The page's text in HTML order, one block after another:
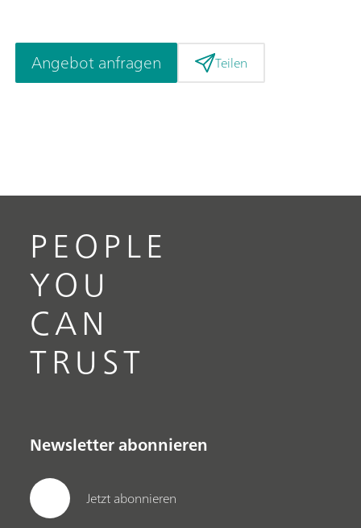
Angebot anfragen Teilen
PEOPLE
YOU
CAN
TRUST
Newsletter abonnieren
Jetzt abonnieren